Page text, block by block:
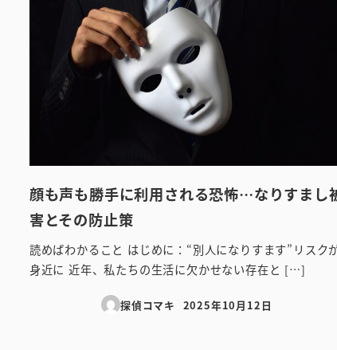
顔も声も勝手に利用される恐怖…なりすまし
害とその防止策
読めばわかること はじめに：“別人になりすます”リスク
身近に 近年、私たちの生活に欠かせない存在と […]
探偵コマキ
投稿日
2025年10月12日